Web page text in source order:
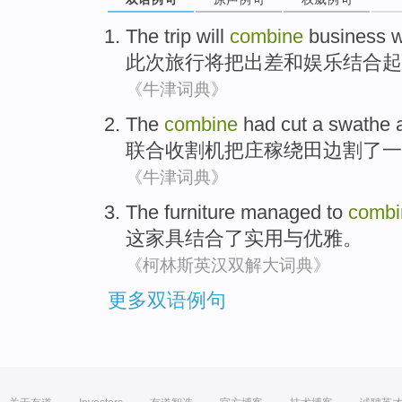
The trip will combine business
此次旅行将把出差和娱乐结合
《牛津词典》
The combine had cut a swathe
联合收割机把庄稼绕田边割 了一
《牛津词典》
The furniture managed to
这家具结合了实用与优雅。
《柯林斯英汉双解大词典》
更多双语例句